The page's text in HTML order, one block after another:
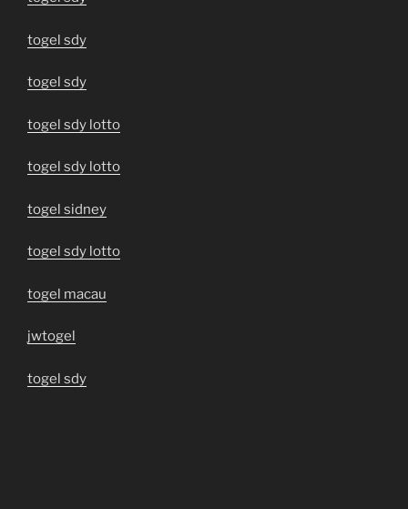
togel sdy
togel sdy
togel sdy lotto
togel sdy lotto
togel sidney
togel sdy lotto
togel macau
jwtogel
togel sdy